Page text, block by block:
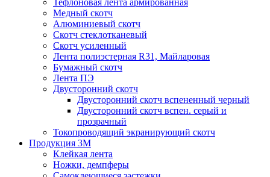
Тефлоновая лента армированная
Медный скотч
Алюминиевый скотч
Скотч стеклотканевый
Скотч усиленный
Лента полиэстерная R31, Майларовая
Бумажный скотч
Лента ПЭ
Двусторонний скотч
Двусторонний скотч вспененный черный
Двусторонний скотч вспен. серый и
прозрачный
Токопроводящий экранирующий скотч
Продукция 3M
Клейкая лента
Ножки, демпферы